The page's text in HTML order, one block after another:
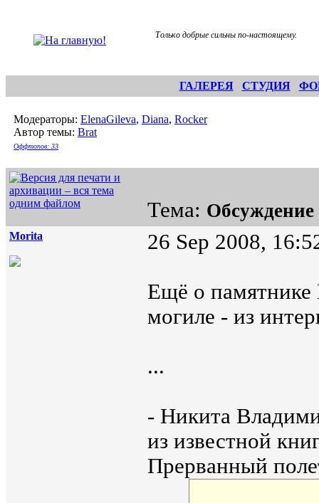
Только добрые сильны по-настоящему.
ГАЛЕРЕЯ СТУДИЯ
Модераторы: ElenaGileva, Diana, Rocker
Автор темы: Brat
Оффтопов: 33
Тема:
Morita 26 Sep 2008,
Ещё о памятнике
могиле - из
...
- Никита
из известной
Прерванный